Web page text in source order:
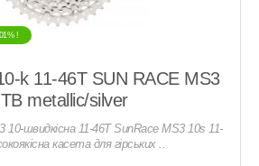
!
k 11-46T SUN RACE MS3
metallic/silver
швидкісна 11-46T SunRace MS3 10s 11-
касета для гірських ..